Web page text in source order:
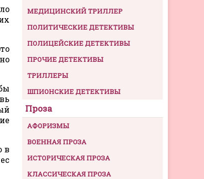
в
МЕДИЦИНСКИЙ ТРИЛЛЕР
ПОЛИТИЧЕСКИЕ ДЕТЕКТИВЫ
ПОЛИЦЕЙСКИЕ ДЕТЕКТИВЫ
ПРОЧИЕ ДЕТЕКТИВЫ
ТРИЛЛЕРЫ
ШПИОНСКИЕ ДЕТЕКТИВЫ
Проза
АФОРИЗМЫ
ВОЕННАЯ ПРОЗА
ИСТОРИЧЕСКАЯ ПРОЗА
КЛАССИЧЕСКАЯ ПРОЗА